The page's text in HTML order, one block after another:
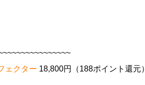
ェクター 18,800円（188ポイント還元）